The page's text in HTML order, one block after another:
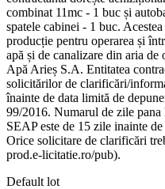
combinat 11mc - 1 buc și
spatele cabinei - 1 buc.
producție pentru operarea și
apă și de canalizare din aria
Apă Arieș S.A. Entitatea
solicitărilor de clarificări/
înainte de data limită de
99/2016. Numarul de zile
SEAP este de 15 zile inainte
Orice solicitare de clarificări
prod.e-licitatie.ro/pub).
Default lot